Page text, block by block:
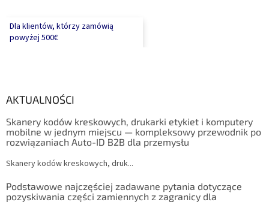
Dla klientów, którzy zamówią
powyżej 500€
AKTUALNOŚCI
Skanery kodów kreskowych, drukarki etykiet i komputery
mobilne w jednym miejscu — kompleksowy przewodnik po
rozwiązaniach Auto-ID B2B dla przemysłu
Skanery kodów kreskowych, druk...
Podstawowe najczęściej zadawane pytania dotyczące
pozyskiwania części zamiennych z zagranicy dla